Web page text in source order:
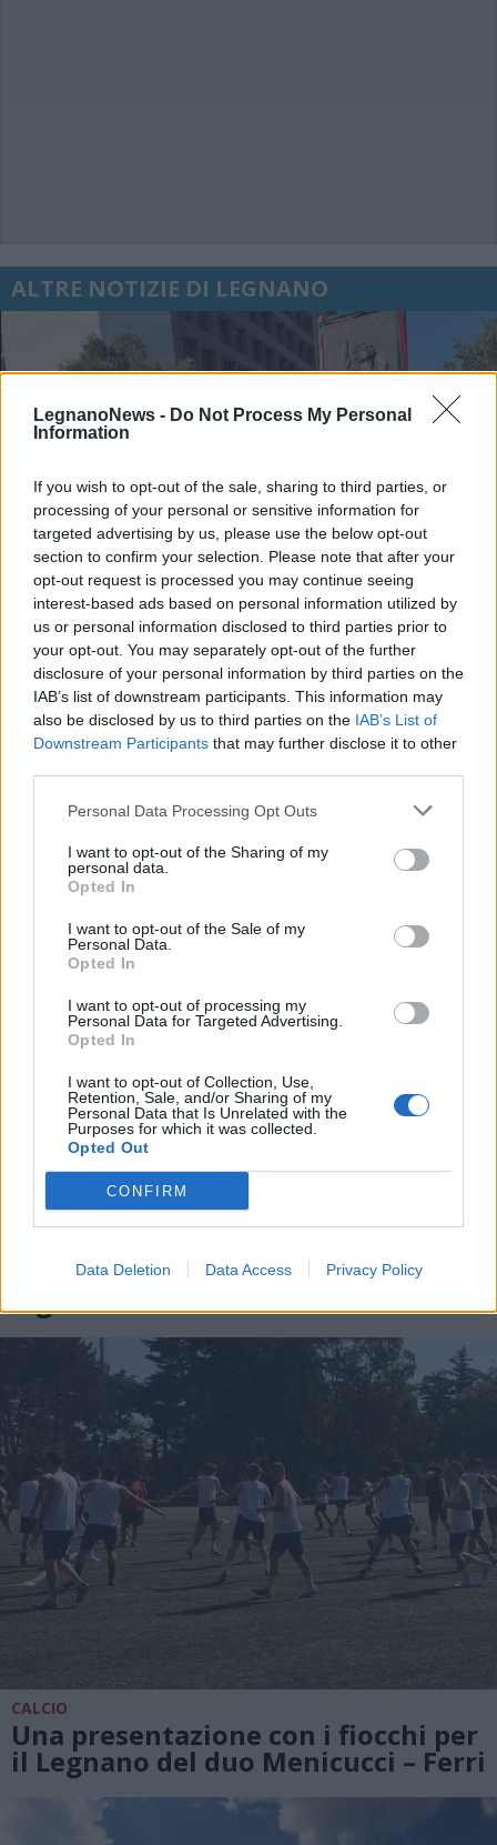
LegnanoNews - Do Not Process My Personal
Information
If you wish to opt-out of the sale, sharing to third parties, or
processing of your personal or sensitive information for
targeted advertising by us, please use the below opt-out
section to confirm your selection. Please note that after your
opt-out request is processed you may continue seeing
interest-based ads based on personal information utilized by
us or personal information disclosed to third parties prior to
your opt-out. You may separately opt-out of the further
disclosure of your personal information by third parties on the
IAB’s list of downstream participants. This information may
also be disclosed by us to third parties on the IAB’s List of
Downstream Participants that may further disclose it to other
Personal Data Processing Opt Outs
I want to opt-out of the Sharing of my
personal data.
Opted In
I want to opt-out of the Sale of my
Personal Data.
Opted In
I want to opt-out of processing my
Personal Data for Targeted Advertising.
Opted In
I want to opt-out of Collection, Use,
Retention, Sale, and/or Sharing of my
Personal Data that Is Unrelated with the
Purposes for which it was collected.
Opted Out
CONFIRM
Data Deletion Data Access Privacy Policy
ALTRE NOTIZIE DI LEGNANO
LEGNANO
Anche Legnano in piazzale Loreto
per l’82° anniversario della strage
nazifascista: “Teniamo viva la
memoria”
Esce “Francesco Guccini – L’uomo
canzone”, il nuovo libro del
CALCIO
Una presentazione con i fiocchi per
il Legnano del duo Menicucci – Ferri